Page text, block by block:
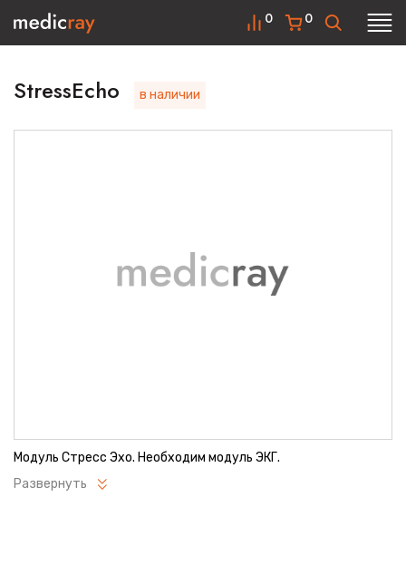
0
0
StressEcho в наличии
Модуль Стресс Эхо. Необходим модуль ЭКГ.
Развернуть